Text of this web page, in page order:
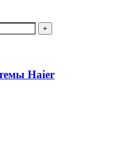
Haier